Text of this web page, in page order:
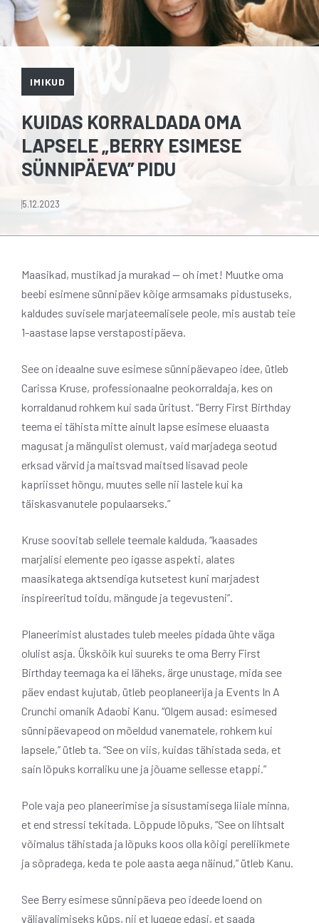
IMIKUD
KUIDAS KORRALDADA OMA
LAPSELE „BERRY ESIMESE
SÜNNIPÄEVA” PIDU
5.12.2023
Maasikad, mustikad ja murakad — oh imet! Muutke oma
beebi esimene sünnipäev kõige armsamaks pidustuseks,
kaldudes suvisele marjateemalisele peole, mis austab teie
1-aastase lapse verstapostipäeva.
See on ideaalne suve esimese sünnipäevapeo idee, ütleb
Carissa Kruse, professionaalne peokorraldaja, kes on
korraldanud rohkem kui sada üritust. “Berry First Birthday
teema ei tähista mitte ainult lapse esimese eluaasta
magusat ja mängulist olemust, vaid marjadega seotud
erksad värvid ja maitsvad maitsed lisavad peole
kapriisset hõngu, muutes selle nii lastele kui ka
täiskasvanutele populaarseks.”
Kruse soovitab sellele teemale kalduda, “kaasades
marjalisi elemente peo igasse aspekti, alates
maasikatega aktsendiga kutsetest kuni marjadest
inspireeritud toidu, mängude ja tegevusteni”.
Planeerimist alustades tuleb meeles pidada ühte väga
olulist asja. Ükskõik kui suureks te oma Berry First
Birthday teemaga ka ei läheks, ärge unustage, mida see
päev endast kujutab, ütleb peoplaneerija ja Events In A
Crunchi omanik Adaobi Kanu. “Olgem ausad: esimesed
sünnipäevapeod on mõeldud vanematele, rohkem kui
lapsele,” ütleb ta. “See on viis, kuidas tähistada seda, et
sain lõpuks korraliku une ja jõuame sellesse etappi.”
Pole vaja peo planeerimise ja sisustamisega liiale minna,
et end stressi tekitada. Lõppude lõpuks, “See on lihtsalt
võimalus tähistada ja lõpuks koos olla kõigi pereliikmete
ja sõpradega, keda te pole aasta aega näinud,” ütleb Kanu.
See Berry esimese sünnipäeva peo ideede loend on
väljavalimiseks küps, nii et lugege edasi, et saada